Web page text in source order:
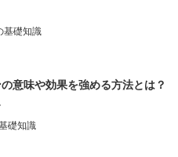
基礎知識
意味や効果を強める方法とは？
礎知識